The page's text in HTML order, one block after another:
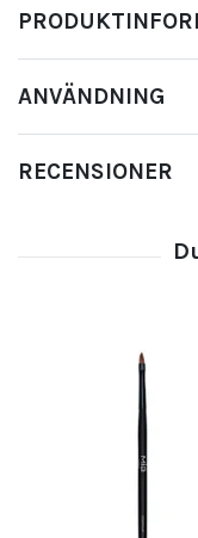
ANVÄNDNING
RECENSIONER